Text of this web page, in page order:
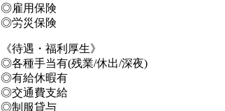
◎雇用保険
◎労災保険
《待遇・福利厚生》
◎各種手当有(残業/休出/深夜)
◎有給休暇有
◎交通費支給
◎制服貸与